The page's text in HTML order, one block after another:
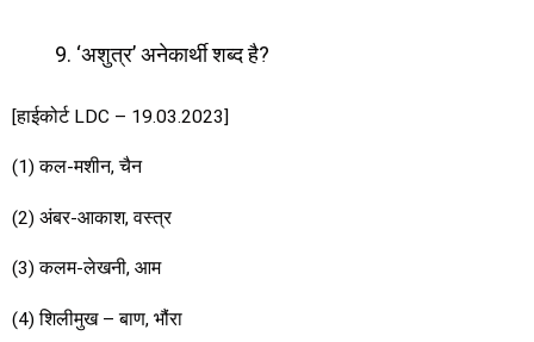
‘अशुत्र’ अनेकार्थी शब्द है?
[हाईकोर्ट LDC – 19.03.2023]
(1) कल-मशीन, चैन
(2) अंबर-आकाश, वस्त्र
(3) कलम-लेखनी, आम
(4) शिलीमुख – बाण, भौंरा